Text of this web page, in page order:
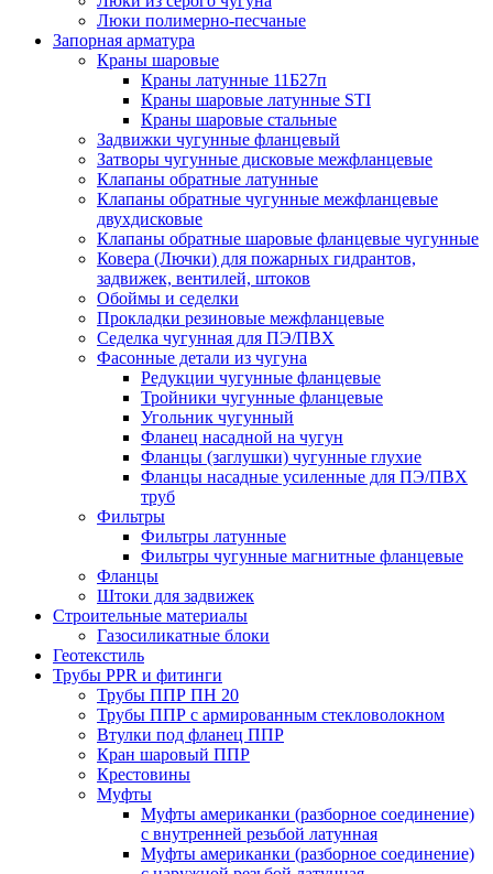
Люки полимерно-песчаные
Запорная арматура
Краны шаровые
Краны латунные 11Б27п
Краны шаровые латунные STI
Краны шаровые стальные
Задвижки чугунные фланцевый
Затворы чугунные дисковые межфланцевые
Клапаны обратные латунные
Клапаны обратные чугунные межфланцевые
двухдисковые
Клапаны обратные шаровые фланцевые чугунные
Ковера (Лючки) для пожарных гидрантов,
задвижек, вентилей, штоков
Обоймы и седелки
Прокладки резиновые межфланцевые
Седелка чугунная для ПЭ/ПВХ
Фасонные детали из чугуна
Редукции чугунные фланцевые
Тройники чугунные фланцевые
Угольник чугунный
Фланец насадной на чугун
Фланцы (заглушки) чугунные глухие
Фланцы насадные усиленные для ПЭ/ПВХ
труб
Фильтры
Фильтры латунные
Фильтры чугунные магнитные фланцевые
Фланцы
Штоки для задвижек
Строительные материалы
Газосиликатные блоки
Геотекстиль
Трубы PPR и фитинги
Трубы ППР ПН 20
Трубы ППР с армированным стекловолокном
Втулки под фланец ППР
Кран шаровый ППР
Крестовины
Муфты
Муфты американки (разборное соединение)
с внутренней резьбой латунная
Муфты американки (разборное соединение)